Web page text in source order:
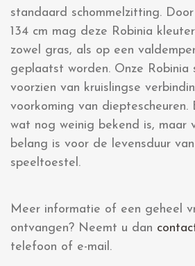
standaard schommelzitting.
134 cm mag deze Robinia
zowel gras, als op een
geplaatst worden. Onze Robinia
voorzien van kruislingse
voorkoming van dieptescheuren.
wat nog weinig bekend is, maar
belang is voor de levensduur
speeltoestel.
Meer informatie of een geheel
ontvangen? Neemt u dan
telefoon of e-mail.